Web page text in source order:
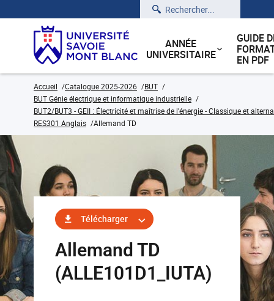
Rechercher
ANNÉE
UNIVERSITAIRE
GUIDE
EN PDF
Accueil Catalogue 2025-2026
BUT
BUT Génie électrique et informatique industrielle
BUT2/BUT3 - GEII : Électricité et maîtrise de l'énergie - Classique et
RES301 Anglais
Allemand TD
Télécharger
Allemand TD
(ALLE101D1_IUTA)